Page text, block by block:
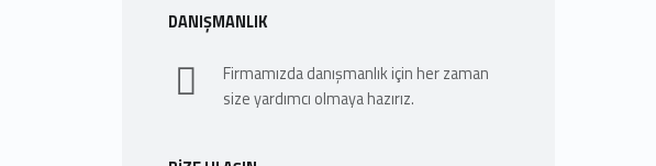
DANIŞMANLIK
Firmamızda danışmanlık için her zaman
size yardımcı olmaya hazırız.